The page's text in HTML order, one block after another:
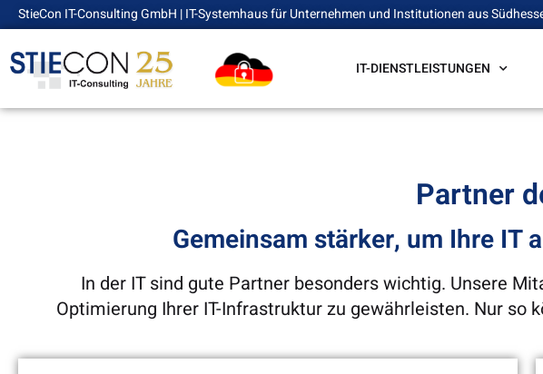
StieCon IT-Consulting GmbH | IT-Systemhaus für Unternehmen und Institutionen aus
IT-DIENSTLEISTUNGEN
Partner
Gemeinsam stärker, um Ihre IT
In der IT sind gute Partner besonders wichtig. Unsere
Optimierung Ihrer IT-Infrastruktur zu gewährleisten. Nur so